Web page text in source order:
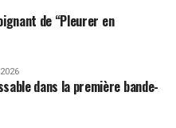
de “Pleurer en
dans la première bande-